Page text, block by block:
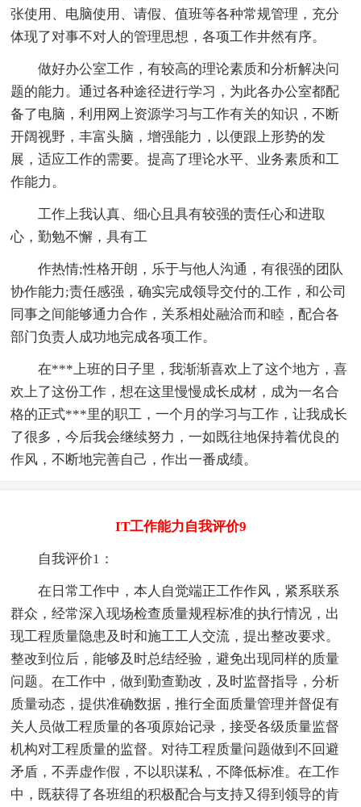
张使用、电脑使用、请假、值班等各种常规管理，充分
体现了对事不对人的管理思想，各项工作井然有序。
做好办公室工作，有较高的理论素质和分析解决问
题的能力。通过各种途径进行学习，为此各办公室都配
备了电脑，利用网上资源学习与工作有关的知识，不断
开阔视野，丰富头脑，增强能力，以便跟上形势的发
展，适应工作的需要。提高了理论水平、业务素质和工
作能力。
工作上我认真、细心且具有较强的责任心和进取
心，勤勉不懈，具有工
作热情;性格开朗，乐于与他人沟通，有很强的团队
协作能力;责任感强，确实完成领导交付的.工作，和公司
同事之间能够通力合作，关系相处融洽而和睦，配合各
部门负责人成功地完成各项工作。
在***上班的日子里，我渐渐喜欢上了这个地方，喜
欢上了这份工作，想在这里慢慢成长成材，成为一名合
格的正式***里的职工，一个月的学习与工作，让我成长
了很多，今后我会继续努力，一如既往地保持着优良的
作风，不断地完善自己，作出一番成绩。
IT工作能力自我评价9
自我评价1：
在日常工作中，本人自觉端正工作作风，紧系联系
群众，经常深入现场检查质量规程标准的执行情况，出
现工程质量隐患及时和施工工人交流，提出整改要求。
整改到位后，能够及时总结经验，避免出现同样的质量
问题。在工作中，做到勤查勤改，及时监督指导，分析
质量动态，提供准确数据，推行全面质量管理并督促有
关人员做工程质量的各项原始记录，接受各级质量监督
机构对工程质量的监督。对待工程质量问题做到不回避
矛盾，不弄虚作假，不以职谋私，不降低标准。在工作
中，既获得了各班组的积极配合与支持又得到领导的肯